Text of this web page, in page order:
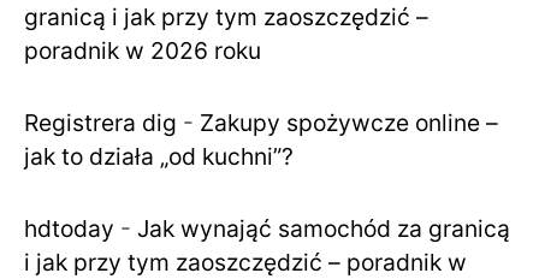
granicą i jak przy tym zaoszczędzić –
poradnik w 2026 roku
Registrera dig - Zakupy spożywcze online –
jak to działa „od kuchni”?
hdtoday - Jak wynająć samochód za granicą
i jak przy tym zaoszczędzić – poradnik w